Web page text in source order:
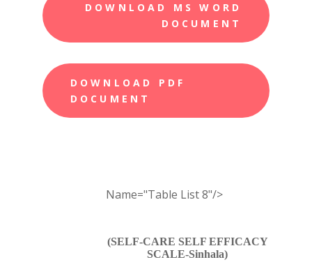
DOWNLOAD MS WORD
DOCUMENT
DOWNLOAD PDF
DOCUMENT
Name="Table List 8"/>
(SELF-CARE SELF EFFICACY
SCALE-Sinhala)